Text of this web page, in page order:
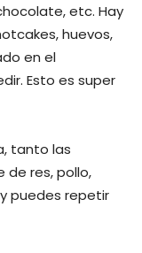
etc. Hay
huevos,
en el
Esto es super
tanto las
de res, pollo,
puedes repetir